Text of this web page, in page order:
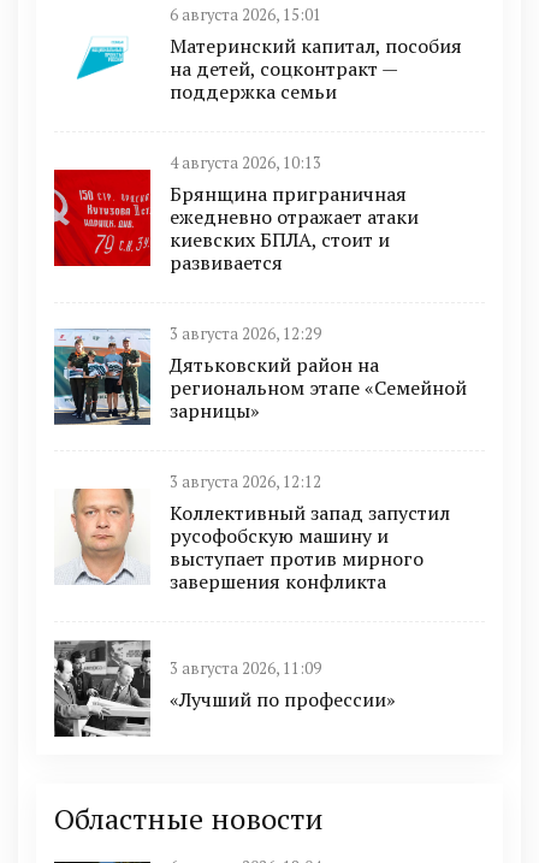
6 августа 2026, 15:01
Материнский капитал, пособия
на детей, соцконтракт —
поддержка семьи
4 августа 2026, 10:13
Брянщина приграничная
ежедневно отражает атаки
киевских БПЛА, стоит и
развивается
3 августа 2026, 12:29
Дятьковский район на
региональном этапе «Семейной
зарницы»
3 августа 2026, 12:12
Коллективный запад запустил
русофобскую машину и
выступает против мирного
завершения конфликта
3 августа 2026, 11:09
«Лучший по профессии»
Областные новости